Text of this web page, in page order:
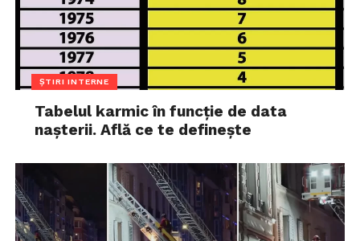
ȘTIRI INTERNE
Tabelul karmic în funcție de data
nașterii. Află ce te definește